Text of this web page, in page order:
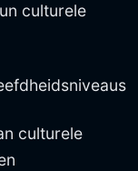
culturele
culturele